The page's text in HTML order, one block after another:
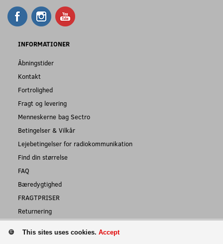
INFORMATIONER
Åbningstider
Kontakt
Fortrolighed
Fragt og levering
Menneskerne bag Sectro
Betingelser & Vilkår
Lejebetingelser for radiokommunikation
Find din størrelse
FAQ
Bæredygtighed
FRAGTPRISER
Returnering
This sites uses cookies. Accept